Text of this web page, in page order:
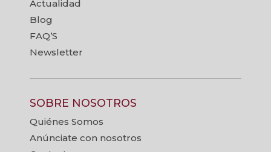
Actualidad
Blog
FAQ’S
Newsletter
SOBRE NOSOTROS
Quiénes Somos
Anúnciate con nosotros